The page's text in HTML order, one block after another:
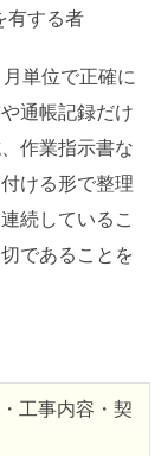
有する者
単位で正確に
通帳記録だけ
作業指示書な
ける形で整理
続しているこ
であることを
工事内容・契